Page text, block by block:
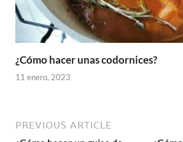
¿Cómo hacer unas codornices?
11 enero, 2023
PREVIOUS ARTICLE